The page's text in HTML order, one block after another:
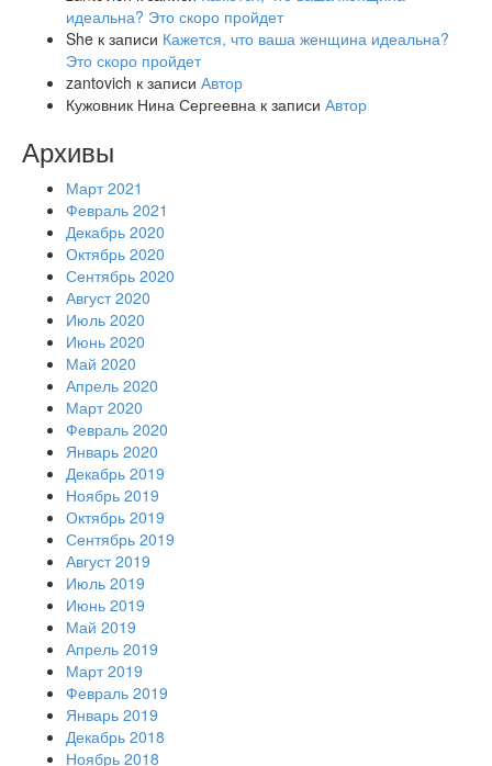
идеальна? Это скоро пройдет
She к записи Кажется, что ваша женщина идеальна?
Это скоро пройдет
zantovich к записи Автор
Кужовник Нина Сергеевна к записи Автор
Архивы
Март 2021
Февраль 2021
Декабрь 2020
Октябрь 2020
Сентябрь 2020
Август 2020
Июль 2020
Июнь 2020
Май 2020
Апрель 2020
Март 2020
Февраль 2020
Январь 2020
Декабрь 2019
Ноябрь 2019
Октябрь 2019
Сентябрь 2019
Август 2019
Июль 2019
Июнь 2019
Май 2019
Апрель 2019
Март 2019
Февраль 2019
Январь 2019
Декабрь 2018
Ноябрь 2018